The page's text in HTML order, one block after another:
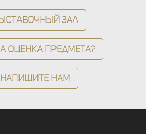
зал
оценка предмета?
Напишите нам